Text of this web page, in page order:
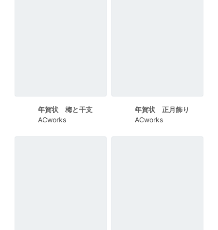
年賀状 梅と干支
ACworks
年賀状 正月飾り
ACworks